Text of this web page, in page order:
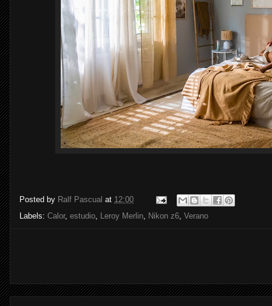
Posted by Ralf Pascual at 12:00
Labels: Calor, estudio Leroy Merlin Nikon z6 Verano